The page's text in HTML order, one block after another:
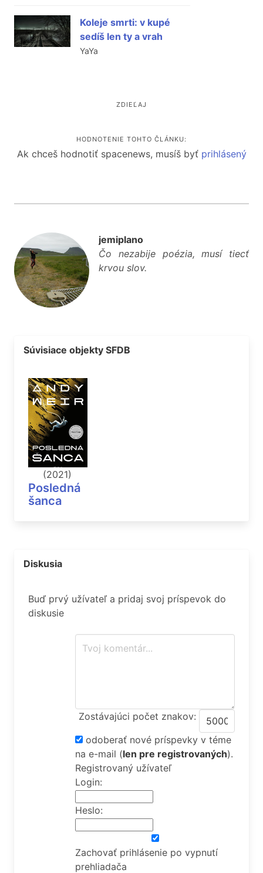
Koleje smrti: v kupé
sedíš len ty a vrah
YaYa
ZDIEĽAJ
HODNOTENIE TOHTO ČLÁNKU:
Ak chceš hodnotiť spacenews, musíš byť prihlásený
jemiplano
Čo nezabije poézia, musí tiecť
krvou slov.
Súvisiace objekty SFDB
(2021)
Posledná
šanca
Diskusia
Buď prvý užívateľ a pridaj svoj príspevok do
diskusie
Zostávajúci počet znakov:
odoberať nové príspevky v téme
na e-mail (len pre registrovaných).
Registrovaný užívateľ
Login:
Heslo:
Zachovať prihlásenie po vypnutí
prehliadača